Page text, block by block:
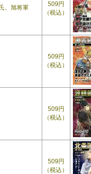
、旭将軍
509円
（税込）
509円
（税込）
509円
（税込）
509円
（税込）